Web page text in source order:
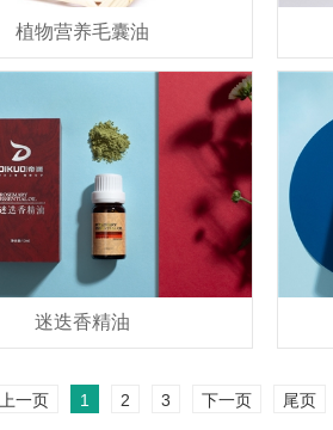
植物营养毛囊油
迷迭香精油
上一页 1 2 3 下一页 尾页